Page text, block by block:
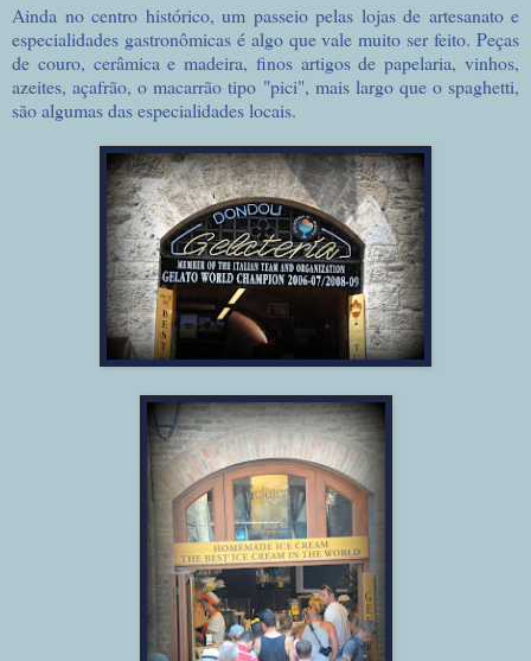
Ainda no centro histórico, um passeio pelas lojas de artesanato e
especialidades gastronômicas é algo que vale muito ser feito. Peças
de couro, cerâmica e madeira, finos artigos de papelaria, vinhos,
azeites, açafrão, o macarrão tipo "pici", mais largo que o spaghetti,
são algumas das especialidades locais.